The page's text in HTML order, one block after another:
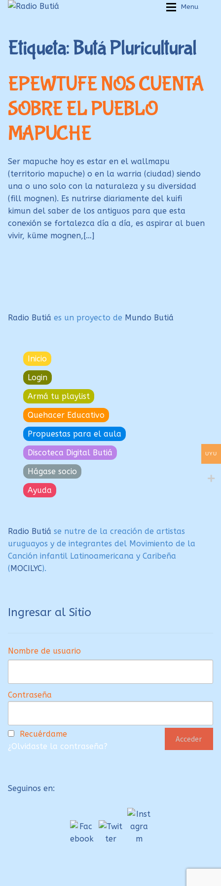
Ir
navegación
Ir
Menu
Login
Quehacer Educativo
Propuestas para el aula
Hágase socio
Ayuda
Login
Quehacer Educativo
Propuestas para el aula
Hágase socio
Ayuda
Etiqueta:Butá Pluricultural
EPEWTUFE NOS CUENTA
SOBRE EL PUEBLO
MAPUCHE
Ser mapuche hoy es estar en el wallmapu
(territorio mapuche) o en la warria (ciudad) siendo
una o uno solo con la naturaleza y su diversidad
(fill mognen). Es nutrirse diariamente del kuifi
kimun del saber de los antiguos para que esta
conexión se fortalezca día a día, es aspirar al buen
vivir, küme mognen,[…]
Radio Butiá es un proyecto de Mundo Butiá
Inicio
Login
Armá tu playlist
Quehacer Educativo
Propuestas para el aula
Discoteca Digital Butiá
Hágase socio
Ayuda
Radio Butiá se nutre de la creación de artistas
uruguayos y de integrantes del Movimiento de la
Canción infantil Latinoamericana y Caribeña
(MOCILYC).
Ingresar al Sitio
Nombre de usuario
Contraseña
Recuérdame
¿Olvidaste la contraseña?
Seguinos en:
UYU